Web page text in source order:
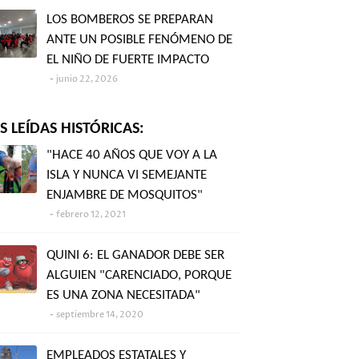
LOS BOMBEROS SE PREPARAN
ANTE UN POSIBLE FENÓMENO DE
EL NIÑO DE FUERTE IMPACTO
junio 22, 2026
LEÍDAS HISTÓRICAS:
"HACE 40 AÑOS QUE VOY A LA
ISLA Y NUNCA VI SEMEJANTE
ENJAMBRE DE MOSQUITOS"
febrero 12, 2021
QUINI 6: EL GANADOR DEBE SER
ALGUIEN "CARENCIADO, PORQUE
ES UNA ZONA NECESITADA"
septiembre 14, 2020
EMPLEADOS ESTATALES Y